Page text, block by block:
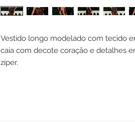
Vestido longo modelado com tecido
caia com decote coração e detalhes
zíper.